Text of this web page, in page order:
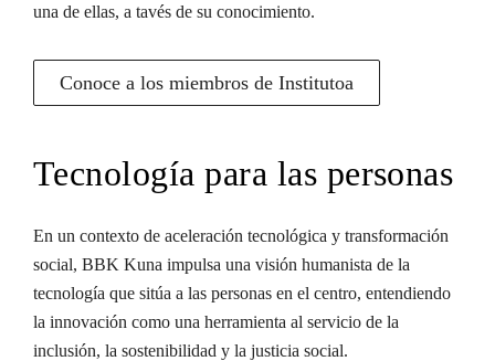
una de ellas, a tavés de su conocimiento.
Conoce a los miembros de Institutoa
Tecnología para las personas
En un contexto de aceleración tecnológica y transformación
social, BBK Kuna impulsa una visión humanista de la
tecnología que sitúa a las personas en el centro, entendiendo
la innovación como una herramienta al servicio de la
inclusión, la sostenibilidad y la justicia social.